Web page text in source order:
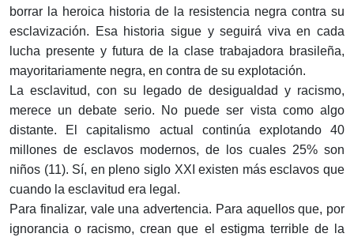
borrar la heroica historia de la resistencia negra contra su
esclavización. Esa historia sigue y seguirá viva en cada
lucha presente y futura de la clase trabajadora brasileña,
mayoritariamente negra, en contra de su explotación.
La esclavitud, con su legado de desigualdad y racismo,
merece un debate serio. No puede ser vista como algo
distante. El capitalismo actual continúa explotando 40
millones de esclavos modernos, de los cuales 25% son
niños (11). Sí, en pleno siglo XXI existen más esclavos que
cuando la esclavitud era legal.
Para finalizar, vale una advertencia. Para aquellos que, por
ignorancia o racismo, crean que el estigma terrible de la